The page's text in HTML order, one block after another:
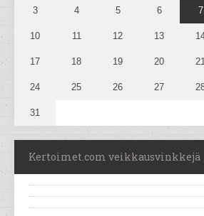
3 4 5 6 7
10 11 12 13
17 18 19 20
24 25 26 27
31
Kertoimet.com veikkausvinkkejä